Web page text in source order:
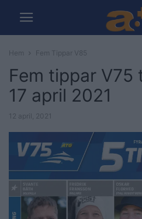
Hem Fem Tippar V85
Fem tippar V75
17 april 2021
12 april, 2021